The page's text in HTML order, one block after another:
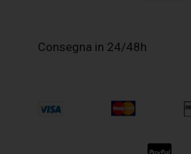
Consegna in 24/48h